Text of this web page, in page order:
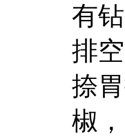
有
排
捺
椒